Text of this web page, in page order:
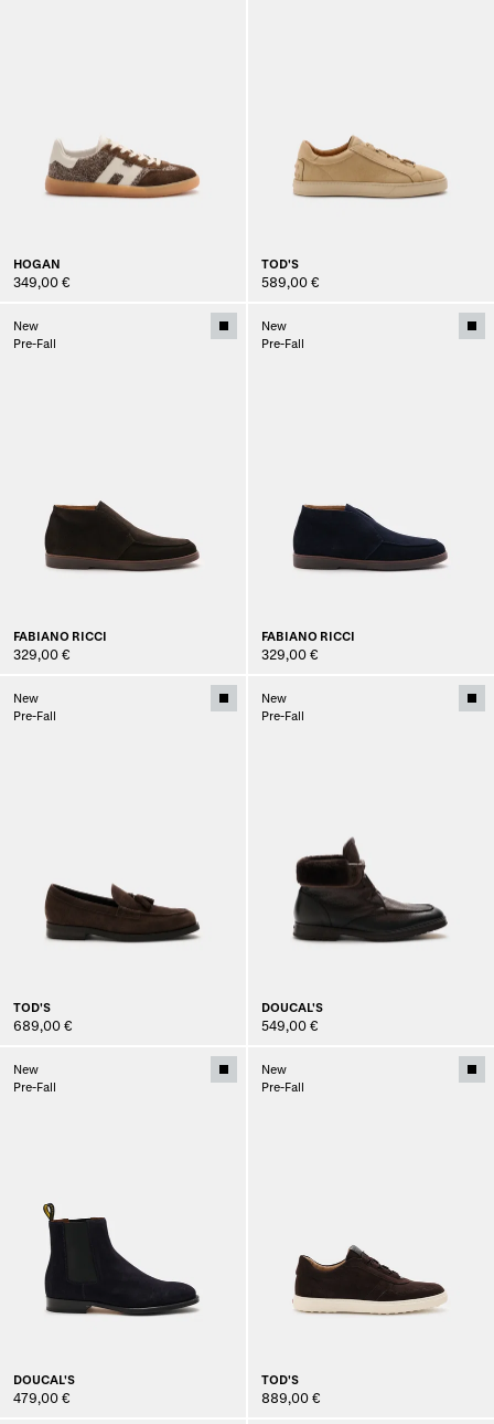
HOGAN
349,00 €
TOD'S
589,00 €
New
Pre-Fall
FABIANO RICCI
329,00 €
New
Pre-Fall
FABIANO RICCI
329,00 €
New
Pre-Fall
TOD'S
689,00 €
New
Pre-Fall
DOUCAL'S
549,00 €
New
Pre-Fall
DOUCAL'S
479,00 €
New
Pre-Fall
TOD'S
889,00 €